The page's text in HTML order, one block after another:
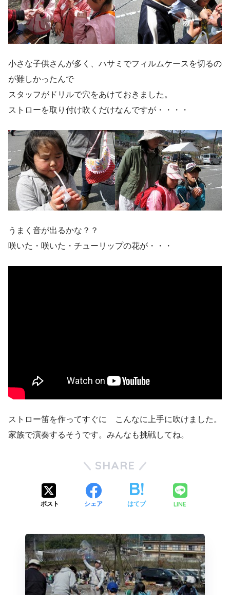
小さな子供さんが多く、ハサミでフィルムケースを切るの
が難しかったんで
スタッフがドリルで穴をあけておきました。
ストローを取り付け吹くだけなんですが・・・・
うまく音が出るかな？？
咲いた・咲いた・チューリップの花が・・・
ストロー笛を作ってすぐに こんなに上手に吹けました。
家族で演奏するそうです。みんなも挑戦してね。
SHARE
ポスト シェア はてブ LINE